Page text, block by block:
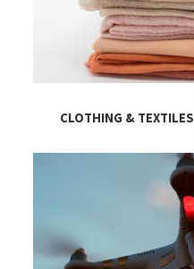
CLOTHING & TEXTILES